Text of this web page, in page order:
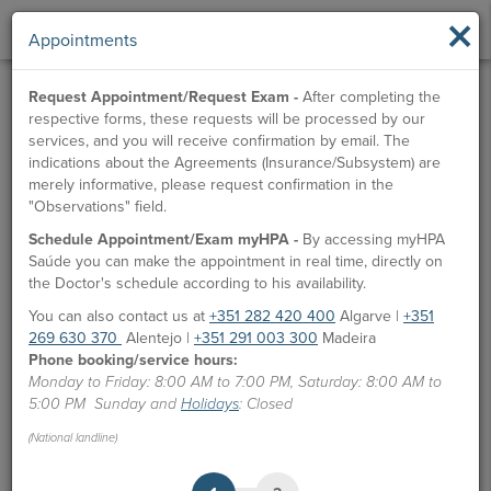
×
Appointments
Request Appointment/Request Exam - After completing the
respective forms, these requests will be processed by our
services, and you will receive confirmation by email. The
indications about the Agreements (Insurance/Subsystem) are
merely informative, please request confirmation in the
"Observations" field.
Schedule Appointment/Exam myHPA - By accessing myHPA
Saúde you can make the appointment in real time, directly on
the Doctor's schedule according to his availability.
You can also contact us at +351 282 420 400 Algarve | +351
269 630 370 Alentejo | +351 291 003 300 Madeira
Phone booking/service hours:
Monday to Friday: 8:00 AM to 7:00 PM, Saturday: 8:00 AM to
5:00 PM Sunday and Holidays: Closed
(National landline)